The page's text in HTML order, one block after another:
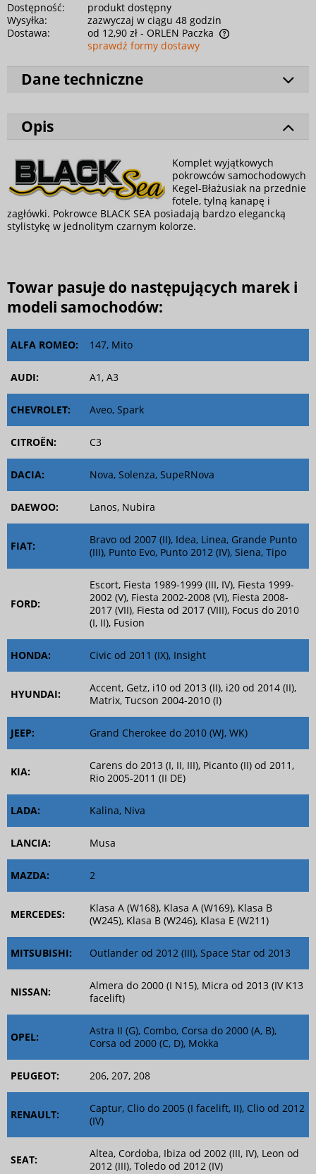
Dostępność:
produkt dostępny
Wysyłka:
zazwyczaj w ciągu 48 godzin
Dostawa:
od 12,90 zł - ORLEN Paczka
sprawdź formy dostawy
Dane techniczne
Opis
Komplet wyjątkowych
pokrowców samochodowych
Kegel-Błażusiak na przednie
fotele, tylną kanapę i
zagłówki. Pokrowce BLACK SEA posiadają bardzo elegancką
stylistykę w jednolitym czarnym kolorze.
Towar pasuje do następujących marek i
modeli samochodów:
ALFA ROMEO: 147, Mito
AUDI: A1, A3
CHEVROLET: Aveo, Spark
CITROËN: C3
DACIA: Nova, Solenza, SupeRNova
DAEWOO: Lanos, Nubira
FIAT:
Bravo od 2007 (II), Idea, Linea, Grande Punto
(III), Punto Evo, Punto 2012 (IV), Siena, Tipo
FORD:
Escort, Fiesta 1989-1999 (III, IV), Fiesta 1999-
2002 (V), Fiesta 2002-2008 (VI), Fiesta 2008-
2017 (VII), Fiesta od 2017 (VIII), Focus do 2010
(I, II), Fusion
HONDA: Civic od 2011 (IX), Insight
HYUNDAI:
Accent, Getz, i10 od 2013 (II), i20 od 2014 (II),
Matrix, Tucson 2004-2010 (I)
JEEP: Grand Cherokee do 2010 (WJ, WK)
KIA:
Carens do 2013 (I, II, III), Picanto (II) od 2011,
Rio 2005-2011 (II DE)
LADA: Kalina, Niva
LANCIA: Musa
MAZDA: 2
MERCEDES:
Klasa A (W168), Klasa A (W169), Klasa B
(W245), Klasa B (W246), Klasa E (W211)
MITSUBISHI: Outlander od 2012 (III), Space Star od 2013
NISSAN:
Almera do 2000 (I N15), Micra od 2013 (IV K13
facelift)
OPEL:
Astra II (G), Combo, Corsa do 2000 (A, B),
Corsa od 2000 (C, D), Mokka
PEUGEOT: 206, 207, 208
RENAULT:
Captur, Clio do 2005 (I facelift, II), Clio od 2012
(IV)
SEAT:
Altea, Cordoba, Ibiza od 2002 (III, IV), Leon od
2012 (III), Toledo od 2012 (IV)